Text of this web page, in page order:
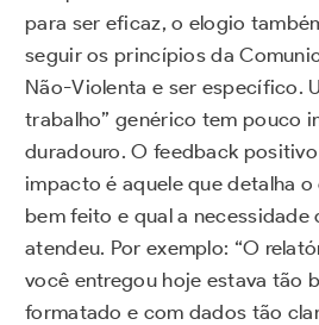
para ser eficaz, o elogio
seguir os princípios da
Não-Violenta e ser específico.
trabalho” genérico tem pouco
duradouro. O feedback
impacto é aquele que detalha o
bem feito e qual a necessidade
atendeu. Por exemplo: “O
você entregou hoje estava tão
formatado e com dados tão